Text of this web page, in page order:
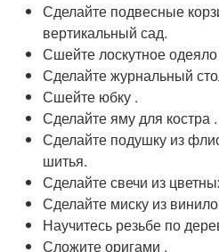
Сделайте подвесные
вертикальный сад.
Сшейте лоскутное
Сделайте журнальный
Сшейте юбку .
Сделайте яму для костра .
Сделайте подушку из
шитья.
Сделайте свечи из
Сделайте миску из
Научитесь резьбе по
Сложите оригами .